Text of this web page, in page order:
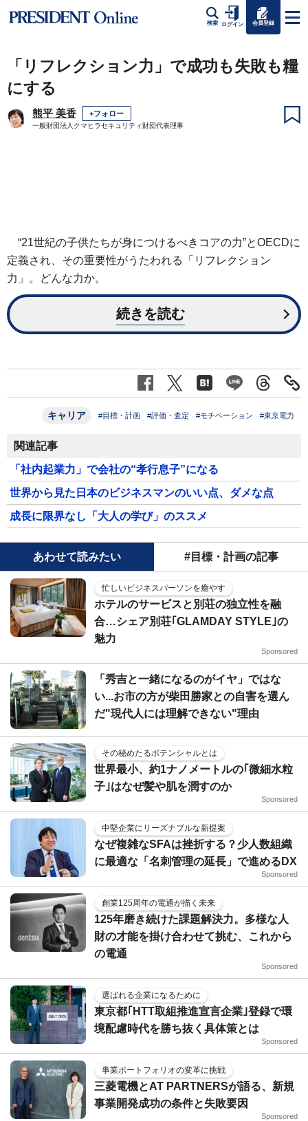
検索 ログイン 会員登録
「リフレクション力」で成功も失敗も糧
にする
熊平 美香 +フォロー
一般財団法人クマヒラセキュリティ財団代表理事
“21世紀の子供たちが身につけるべきコアの力”とOECDに
定義され、その重要性がうたわれる「リフレクション
力」。どんな力か。
続きを読む
キャリア #目標・計画 #評価・査定 #モチベーション #東京電力
関連記事
「社内起業力」で会社の“孝行息子”になる
世界から見た日本のビジネスマンのいい点、ダメな点
成長に限界なし「大人の学び」のススメ
あわせて読みたい #目標・計画の記事
忙しいビジネスパーソンを癒やす
ホテルのサービスと別荘の独立性を融
合…シェア別荘｢GLAMDAY STYLE｣の
魅力
Sponsored
「秀吉と一緒になるのがイヤ」ではな
い...お市の方が柴田勝家との自害を選ん
だ"現代人には理解できない"理由
その秘めたるポテンシャルとは
世界最小、約1ナノメートルの｢微細水粒
子｣はなぜ髪や肌を潤すのか
Sponsored
中堅企業にリーズナブルな新提案
なぜ複雑なSFAは挫折する？少人数組織
に最適な「名刺管理の延長」で進めるDX
Sponsored
創業125周年の電通が描く未来
125年磨き続けた課題解決力。多様な人
財の才能を掛け合わせて挑む、これから
の電通
Sponsored
選ばれる企業になるために
東京都｢HTT取組推進宣言企業｣登録で環
境配慮時代を勝ち抜く具体策とは
Sponsored
事業ポートフォリオの変革に挑戦
三菱電機とAT PARTNERSが語る、新規
事業開発成功の条件と失敗要因
Sponsored